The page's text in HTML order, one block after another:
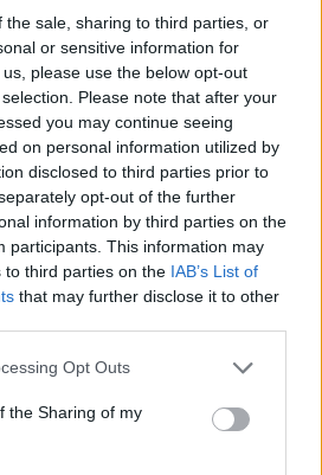
the sale, sharing to third parties, or
or sensitive information for
please use the below opt-out
Please note that after your
you may continue seeing
on personal information utilized by
disclosed to third parties prior to
opt-out of the further
information by third parties on the
participants. This information may
to third parties on the IAB’s List of
that may further disclose it to other
app uses one or more Google
usage behaviour. You may click to
Google and its third-party tags to
specified purposes in below Google
Opt Outs
the Sharing of my
realistica’
preoccupante e pericolosa
di una guerra mondiale non è
detto Viktor Orbán. Orbán ha
vengono passate utilizzando
forti” e “l’Occidente fornisce
più moderne”.
esagerato quando
dicono che se tutto va avanti
guerra mondiale, è un
più sanguinosa e brutale,
europei che sostengono la
hanno … iniziato a